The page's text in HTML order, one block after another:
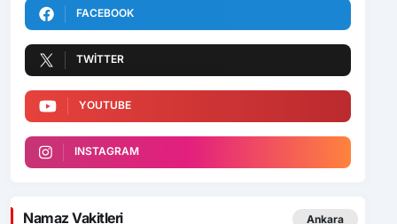
FACEBOOK
TWITTER
YOUTUBE
INSTAGRAM
Namaz Vakitleri Ankara